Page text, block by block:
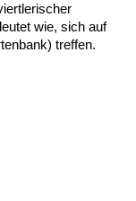
wie, sich auf
treffen.